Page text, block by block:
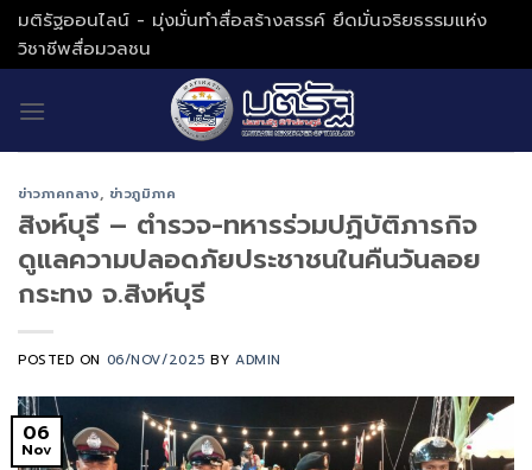
Skip
to
content
มติรัฐออนไลน์ - มุ่งมั่นทำสื่อสร้างสรรค์ ยึดมั่นจริยธรรมแห่ง
วิชาชีพสื่อมวลชน
ข่าวภาคกลาง, ข่าวภูมิภาค
สิงห์บุรี – ตำรวจ-ทหารร่วมปฏิบัติภารกิจ
ดูแลความปลอดภัยประชาชนในคืนวันลอย
กระทง จ.สิงห์บุรี
POSTED ON 06/NOV/2025 BYADMIN
06
Nov